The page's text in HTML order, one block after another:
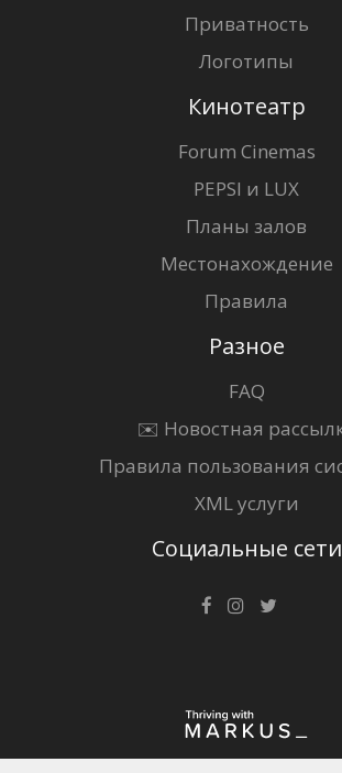
Приватность
Логотипы
Кинотеатр
Forum Cinemas
PEPSI и LUX
Планы залов
Местонахождение
Правила
Разное
FAQ
✉️ Новостная
Правила пользования
XML услуги
Социальные сети